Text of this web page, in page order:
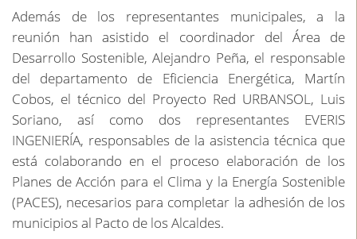
Además de los representantes municipales, a la
reunión han asistido el coordinador del Área de
Desarrollo Sostenible, Alejandro Peña, el responsable
del departamento de Eficiencia Energética, Martín
Cobos, el técnico del Proyecto Red URBANSOL, Luis
Soriano, así como dos representantes EVERIS
INGENIERÍA, responsables de la asistencia técnica que
está colaborando en el proceso elaboración de los
Planes de Acción para el Clima y la Energía Sostenible
(PACES), necesarios para completar la adhesión de los
municipios al Pacto de los Alcaldes.